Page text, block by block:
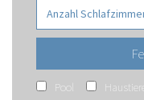
Anzahl
Pool